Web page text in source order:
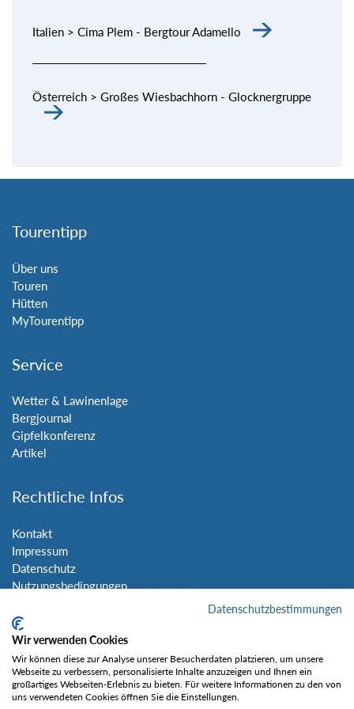
Italien > Cima Plem - Bergtour Adamello
Österreich > Großes Wiesbachhorn - Glocknergruppe
Tourentipp
Über uns
Touren
Hütten
MyTourentipp
Service
Wetter & Lawinenlage
Bergjournal
Gipfelkonferenz
Artikel
Rechtliche Infos
Kontakt
Impressum
Datenschutz
Nutzungsbedingungen
Social Media
Datenschutzbestimmungen
Wir verwenden Cookies
Wir können diese zur Analyse unserer Besucherdaten platzieren, um unsere
Webseite zu verbessern, personalisierte Inhalte anzuzeigen und Ihnen ein
großartiges Webseiten-Erlebnis zu bieten. Für weitere Informationen zu den von
uns verwendeten Cookies öffnen Sie die Einstellungen.